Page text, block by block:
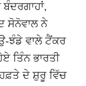
ਬੰਦਰਗਾਹਾਂ,
ਸੋਨੋਵਾਲ ਨੇ
ਝੰਡੇ ਵਾਲੇ ਟੈਂਕਰ
ਤਿੰਨ ਭਾਰਤੀ
ਦੇ ਸ਼ੁਰੂ ਵਿੱਚ